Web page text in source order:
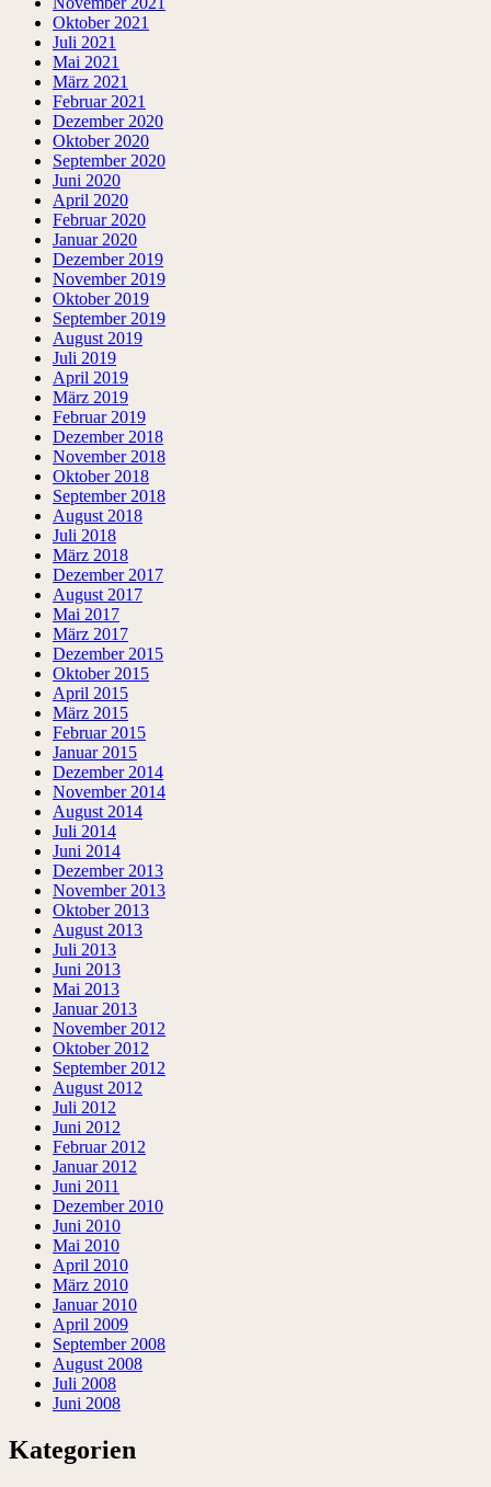
Oktober 2021
Juli 2021
Mai 2021
März 2021
Februar 2021
Dezember 2020
Oktober 2020
September 2020
Juni 2020
April 2020
Februar 2020
Januar 2020
Dezember 2019
November 2019
Oktober 2019
September 2019
August 2019
Juli 2019
April 2019
März 2019
Februar 2019
Dezember 2018
November 2018
Oktober 2018
September 2018
August 2018
Juli 2018
März 2018
Dezember 2017
August 2017
Mai 2017
März 2017
Dezember 2015
Oktober 2015
April 2015
März 2015
Februar 2015
Januar 2015
Dezember 2014
November 2014
August 2014
Juli 2014
Juni 2014
Dezember 2013
November 2013
Oktober 2013
August 2013
Juli 2013
Juni 2013
Mai 2013
Januar 2013
November 2012
Oktober 2012
September 2012
August 2012
Juli 2012
Juni 2012
Februar 2012
Januar 2012
Juni 2011
Dezember 2010
Juni 2010
Mai 2010
April 2010
März 2010
Januar 2010
April 2009
September 2008
August 2008
Juli 2008
Juni 2008
Kategorien